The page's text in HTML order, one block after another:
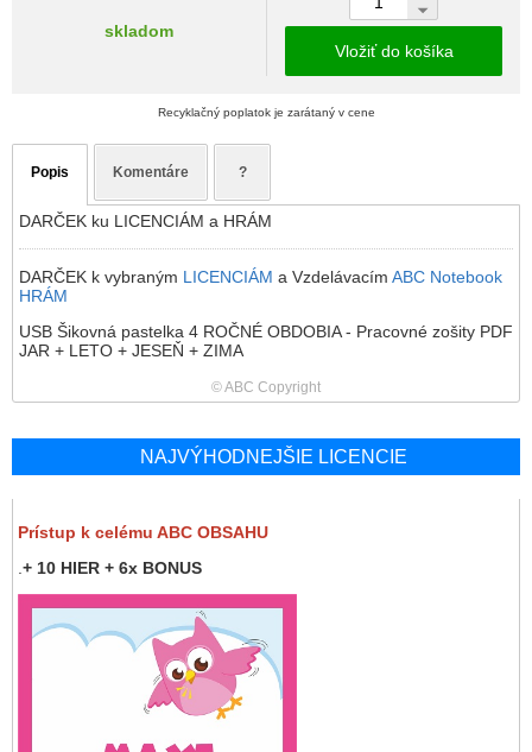
NAJVÝHODNEJŠIE LICENCIE
Prístup k celému ABC OBSAHU
+ 10 HIER + 6x BONUS
skladom
Vložiť do košíka
Recyklačný poplatok je zarátaný v cene
Popis Komentáre ?
DARČEK ku LICENCIÁM a HRÁM
DARČEK k vybraným LICENCIÁM a Vzdelávacím ABC Notebook
HRÁM
USB Šikovná pastelka 4 ROČNÉ OBDOBIA - Pracovné zošity PDF
JAR + LETO + JESEŇ + ZIMA
© ABC Copyright